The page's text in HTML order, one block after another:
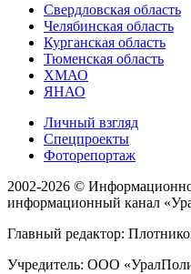
Свердловская область
Челябинская область
Курганская область
Тюменская область
ХМАО
ЯНАО
Личный взгляд
Спецпроекты
Фоторепортаж
2002-2026 ©
информационный канал
Главный редактор:
Учредитель: ООО